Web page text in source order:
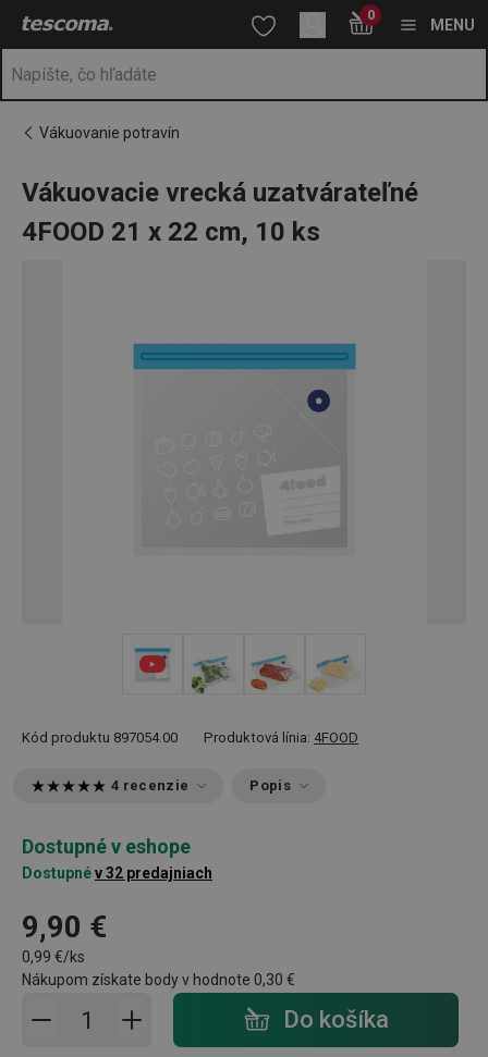
Nachádzate sa na stránke Vákuovacie vrecká uzatvárateľné
Prejsť na hlavný obsah
Prejsť na vyhľadávanie
Prejsť na navigáciu 0
MENU
Vákuovanie potravín
Vákuovacie vrecká uzatvárateľné
4FOOD 21 x 22 cm, 10 ks
Kód produktu 897054.00 Produktová línia: 4FOOD
4 recenzie Popis
Dostupné v eshope
Dostupnév 32 predajniach
9,90 €
0,99 €/ks
Nákupom získate body v hodnote 0,30 €
Pridať do košíka - počet Do košíka